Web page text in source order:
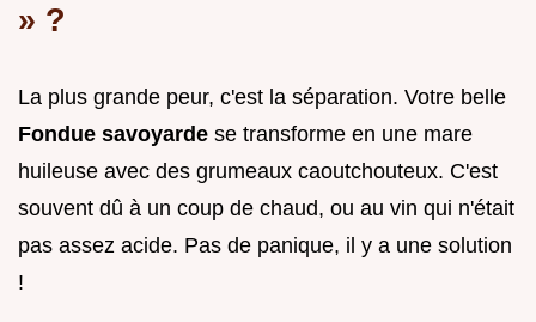
» ?
La plus grande peur, c'est la séparation. Votre belle
Fondue savoyarde se transforme en une mare
huileuse avec des grumeaux caoutchouteux. C'est
souvent dû à un coup de chaud, ou au vin qui n'était
pas assez acide. Pas de panique, il y a une solution
!